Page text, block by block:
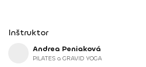
Inštruktor
Andrea Peniaková
PILATES a GRAVID YOGA